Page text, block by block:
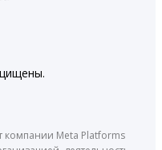
компании Meta Platforms